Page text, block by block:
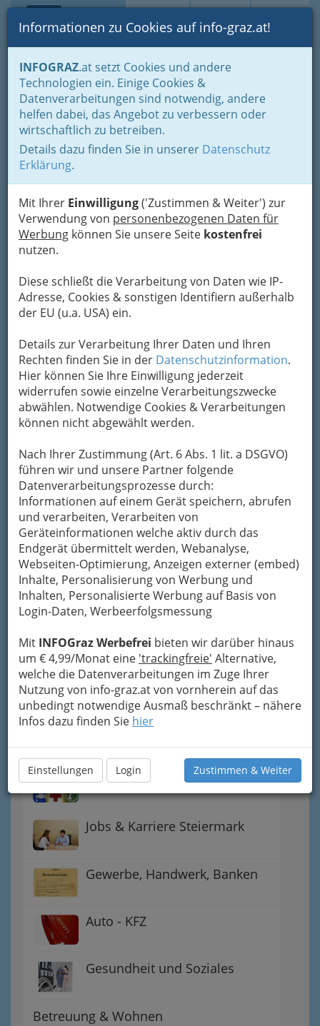
Suche Login Toggle
Informationen zu Cookies auf info-graz.at!
INFOGRAZ.at setzt Cookies und andere
Technologien ein. Einige Cookies &
Datenverarbeitungen sind notwendig, andere
helfen dabei, das Angebot zu verbessern oder
wirtschaftlich zu betreiben.
Details dazu finden Sie in unserer Datenschutz
Erklärung.
Mit Ihrer Einwilligung('Zustimmen & Weiter') zur
Verwendung von personenbezogenen Daten für
Werbung können Sie unsere Seite kostenfrei
nutzen.
Diese schließt die Verarbeitung von Daten wie IP-
Adresse, Cookies & sonstigen Identifiern außerhalb
der EU (u.a. USA) ein.
Details zur Verarbeitung Ihrer Daten und Ihren
Rechten finden Sie in der Datenschutzinformation.
Hier können Sie Ihre Einwilligung jederzeit
widerrufen sowie einzelne Verarbeitungszwecke
abwählen. Notwendige Cookies & Verarbeitungen
können nicht abgewählt werden.
Nach Ihrer Zustimmung (Art. 6 Abs. 1 lit. a DSGVO)
führen wir und unsere Partner folgende
Datenverarbeitungsprozesse durch:
Informationen auf einem Gerät speichern, abrufen
und verarbeiten, Verarbeiten von
Geräteinformationen welche aktiv durch das
Endgerät übermittelt werden, Webanalyse,
Webseiten-Optimierung, Anzeigen externer (embed)
Inhalte, Personalisierung von Werbung und
Inhalten, Personalisierte Werbung auf Basis von
Login-Daten, Werbeerfolgsmessung
Mit INFOGraz Werbefrei bieten wir darüber hinaus
um € 4,99/Monat eine 'trackingfreie' Alternative,
welche die Datenverarbeitungen im Zuge Ihrer
Nutzung von info-graz.at von vornherein auf das
unbedingt notwendige Ausmaß beschränkt – nähere
Infos dazu finden Sie hier
Einstellungen Login Zustimmen & Weiter
Home Branchen
Roland Kirschner
Laimburggasse 111, 8010 Graz
+43 316 686 562
Karte
Adresse mit Google Maps anschauen
Die wichtigsten Kategorien
Einkaufen & Schenken - der
Handel
Gutschein-Welt: von myToys
bis H&M, C&A u.v.m.
Gewinnspiele - Lokale
Gutscheine
Notdienste für (fast) alle Fälle
Jobs & Karriere Steiermark
Gewerbe, Handwerk, Banken
Auto - KFZ
Gesundheit und Soziales
Betreuung & Wohnen